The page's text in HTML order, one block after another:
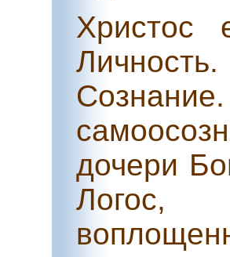
Христос
дочери
Логос,